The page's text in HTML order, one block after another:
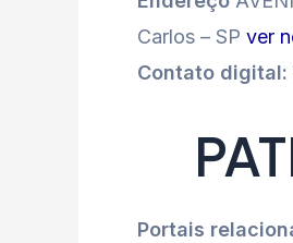
Carlos – SP ver
Contato digital:
Portais